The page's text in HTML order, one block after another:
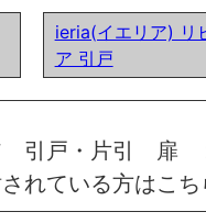
ieria(イエリア) リ
ア 引戸
引戸・片引 扉
れている方はこ